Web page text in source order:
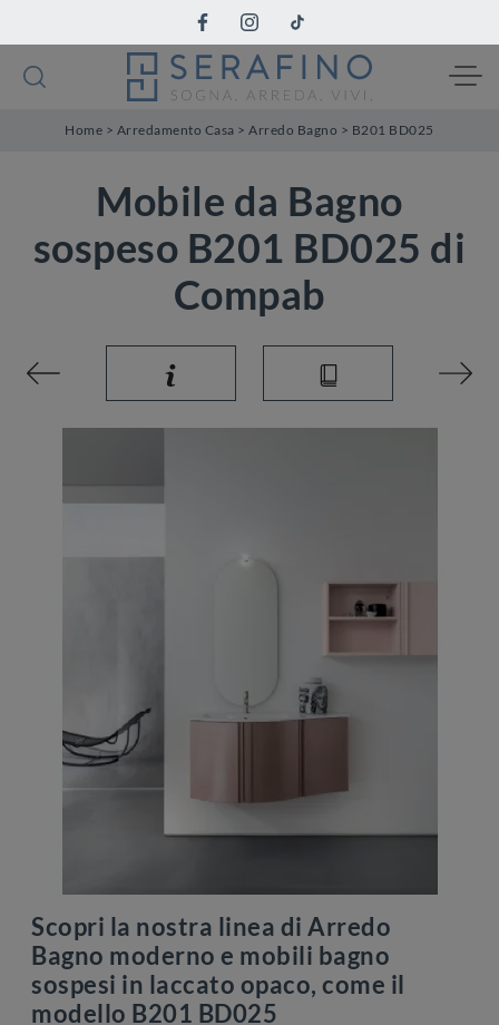
Home > Arredamento Casa >Arredo Bagno > B201 BD025
Mobile da Bagno
sospeso B201 BD025 di
Compab
Scopri la nostra linea di Arredo
Bagno moderno e mobili bagno
sospesi in laccato opaco, come il
modello B201 BD025